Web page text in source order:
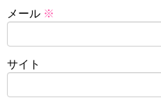
メール ※
サイト